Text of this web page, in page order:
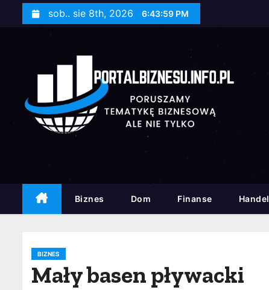
sob.. sie 8th, 2026 6:44:01 PM
Biznes Dom Finanse Handel
BIZNES
Mały basen pływacki